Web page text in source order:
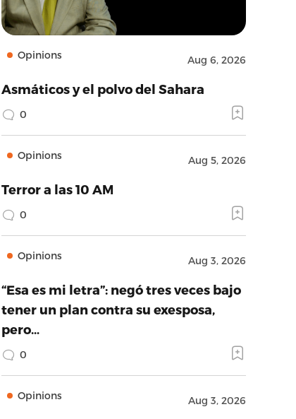
Opinions Aug 6, 2026
Asmáticos y el polvo del Sahara
0
Opinions Aug 5, 2026
Terror a las 10 AM
0
Opinions Aug 3, 2026
“Esa es mi letra”: negó tres veces bajo
tener un plan contra su exesposa,
pero…
0
Opinions Aug 3, 2026